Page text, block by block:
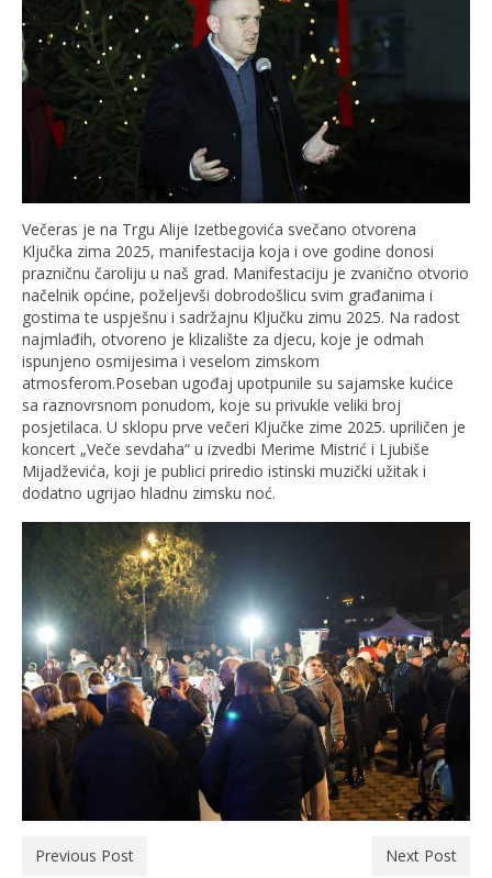
Večeras je na Trgu Alije Izetbegovića svečano otvorena
Ključka zima 2025, manifestacija koja i ove godine donosi
prazničnu čaroliju u naš grad. Manifestaciju je zvanično otvorio
načelnik općine, poželjevši dobrodošlicu svim građanima i
gostima te uspješnu i sadržajnu Ključku zimu 2025. Na radost
najmlađih, otvoreno je klizalište za djecu, koje je odmah
ispunjeno osmijesima i veselom zimskom
atmosferom.Poseban ugođaj upotpunile su sajamske kućice
sa raznovrsnom ponudom, koje su privukle veliki broj
posjetilaca. U sklopu prve večeri Ključke zime 2025. upriličen je
koncert „Veče sevdaha“ u izvedbi Merime Mistrić i Ljubiše
Mijadževića, koji je publici priredio istinski muzički užitak i
dodatno ugrijao hladnu zimsku noć.
Previous Post Next Post